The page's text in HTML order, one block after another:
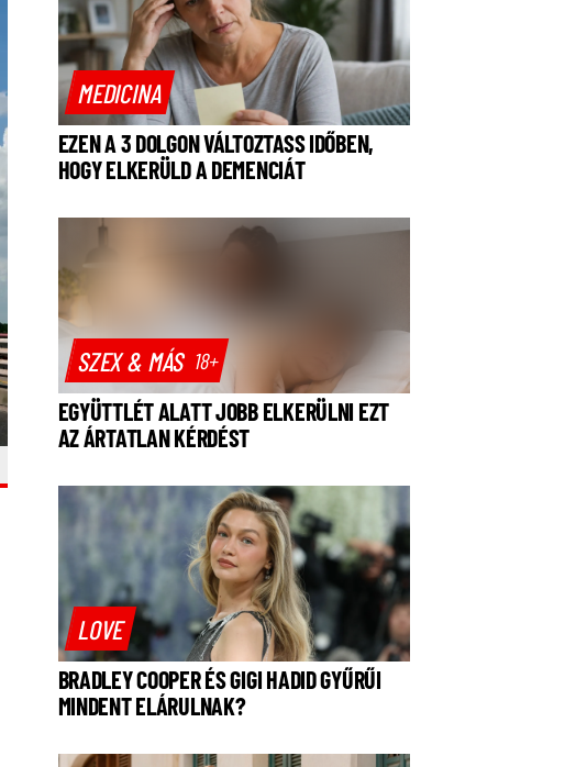
MEDICINA
EZEN A 3 DOLGON VÁLTOZTASS IDŐBEN,
HOGY ELKERÜLD A DEMENCIÁT
SZEX & MÁS 18+
EGYÜTTLÉT ALATT JOBB ELKERÜLNI EZT
AZ ÁRTATLAN KÉRDÉST
LOVE
BRADLEY COOPER ÉS GIGI HADID GYŰRŰI
MINDENT ELÁRULNAK?